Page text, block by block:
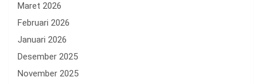
Maret 2026
Februari 2026
Januari 2026
Desember 2025
November 2025